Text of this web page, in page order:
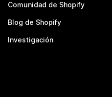
Comunidad de Shopify
Blog de Shopify
Investigación